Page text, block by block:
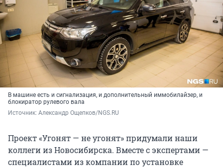
В машине есть и сигнализация, и дополнительный иммобилайзер, и
блокиратор рулевого вала
Источник: Александр Ощепков/NGS.RU
Проект «Угонят — не угонят» придумали наши
коллеги из Новосибирска. Вместе с экспертами —
специалистами из компании по установке